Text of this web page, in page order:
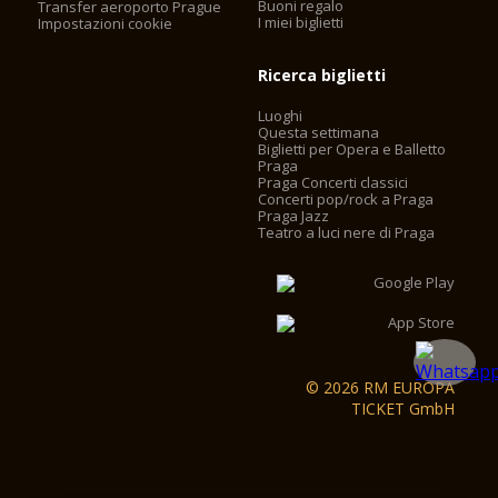
nuova-costruzione del NationalMuseum.
Con i tram diurni numeri 3, 9, 14 e 24 o tram notturni Nos 51,
a piedi in salita sul lato sinistro della piazza San Venceslao alla
semafori di tutta Wilsonova e Vinohradská strade. Poi girare a
sinistra lungo la nuova-costruzione del National Museum.
Per la stazione "Muzeum", linee A e C (verde e rosso), e poi a
Transfer aeroporto Prague
Impostazioni cookie
Buoni regalo
I miei biglietti
Ricerca biglietti
Luoghi
Questa settimana
Biglietti per Opera e Balletto
Praga
Praga Concerti classici
Concerti pop/rock a Praga
Praga Jazz
Teatro a luci nere di Praga
© 2026 RM EUROPA
TICKET GmbH